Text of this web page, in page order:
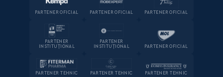
PARTENER OFICIAL PARTENER OFICIAL PARTENER OFICIAL
PARTENER
INSTITUȚIONAL
PARTENER
INSTITUȚIONAL
PARTENER OFICIAL
PARTENER TEHNIC PARTENER TEHNIC PARTENER TEHNIC